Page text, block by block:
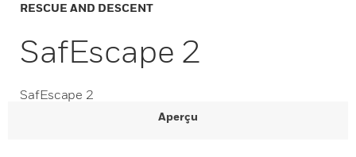
RESCUE AND DESCENT
SafEscape 2
SafEscape 2
Aperçu